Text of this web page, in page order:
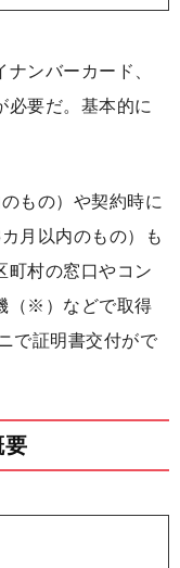
ンバーカード、
必要だ。基本的に
もの）や契約時に
月以内のもの）も
町村の窓口やコン
（※）などで取得
で証明書交付がで
要